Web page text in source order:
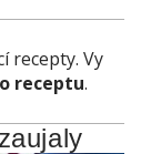
recepty. Vy
receptu.